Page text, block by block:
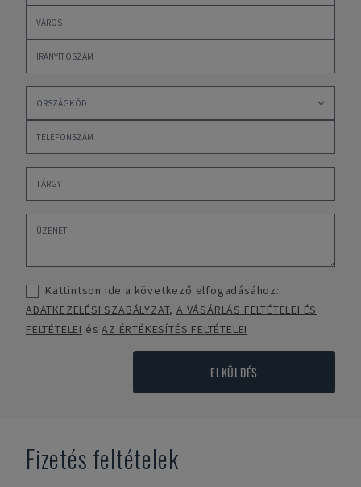
Kattintson ide a következő elfogadásához:
ADATKEZELÉSI SZABÁLYZAT,A VÁSÁRLÁS FELTÉTELEI ÉS
FELTÉTELEI ésAZ ÉRTÉKESÍTÉS FELTÉTELEI
ELKÜLDÉS
Fizetés feltételek